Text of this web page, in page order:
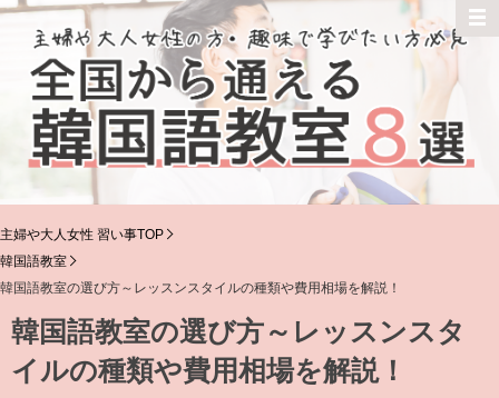
主婦や大人女性 習い事TOP
韓国語教室
韓国語教室の選び方～レッスンスタイルの種類や費用相場を解説！
韓国語教室の選び方～レッスンスタ
イルの種類や費用相場を解説！